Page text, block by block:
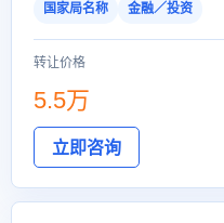
国家局名称 金融／投资
转让价格
5.5万
立即咨询